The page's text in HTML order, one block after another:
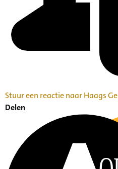
Stuur een reactie naar Haags
Delen